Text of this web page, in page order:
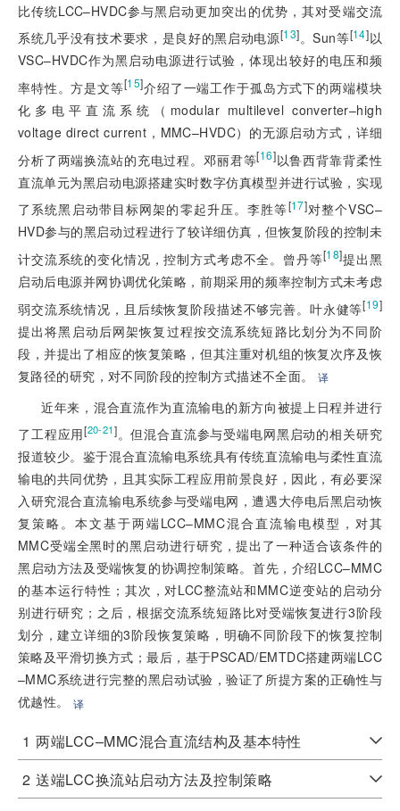
比传统LCC–HVDC参与黑启动更加突出的优势，其对受端交流
系统几乎没有技术要求，是良好的黑启动电源[13]。Sun等[14]以
VSC–HVDC作为黑启动电源进行试验，体现出较好的电压和频
率特性。方是文等[15]介绍了一端工作于孤岛方式下的两端模块
化多电平直流系统（modular multilevel converter–high
voltage direct current，MMC–HVDC）的无源启动方式，详细
分析了两端换流站的充电过程。邓丽君等[16]以鲁西背靠背柔性
直流单元为黑启动电源搭建实时数字仿真模型并进行试验，实现
了系统黑启动带目标网架的零起升压。李胜等[17]对整个VSC–
HVD参与的黑启动过程进行了较详细仿真，但恢复阶段的控制未
计交流系统的变化情况，控制方式考虑不全。曾丹等[18]提出黑
启动后电源并网协调优化策略，前期采用的频率控制方式未考虑
弱交流系统情况，且后续恢复阶段描述不够完善。叶永健等[19]
提出将黑启动后网架恢复过程按交流系统短路比划分为不同阶
段，并提出了相应的恢复策略，但其注重对机组的恢复次序及恢
复路径的研究，对不同阶段的控制方式描述不全面。译
近年来，混合直流作为直流输电的新方向被提上日程并进行
了工程应用[20-21]。但混合直流参与受端电网黑启动的相关研究
报道较少。鉴于混合直流输电系统具有传统直流输电与柔性直流
输电的共同优势，且其实际工程应用前景良好，因此，有必要深
入研究混合直流输电系统参与受端电网，遭遇大停电后黑启动恢
复策略。本文基于两端LCC–MMC混合直流输电模型，对其
MMC受端全黑时的黑启动进行研究，提出了一种适合该条件的
黑启动方法及受端恢复的协调控制策略。首先，介绍LCC–MMC
的基本运行特性；其次，对LCC整流站和MMC逆变站的启动分
别进行研究；之后，根据交流系统短路比对受端恢复进行3阶段
划分，建立详细的3阶段恢复策略，明确不同阶段下的恢复控制
策略及平滑切换方式；最后，基于PSCAD/EMTDC搭建两端LCC
–MMC系统进行完整的黑启动试验，验证了所提方案的正确性与
优越性。译
1 两端LCC–MMC混合直流结构及基本特性
2 送端LCC换流站启动方法及控制策略